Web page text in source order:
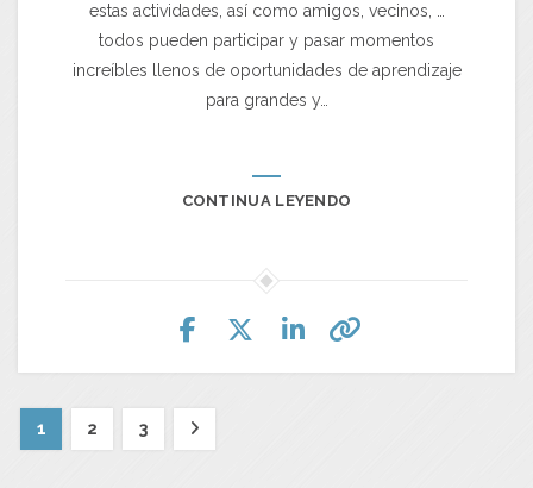
estas actividades, así como amigos, vecinos, …
todos pueden participar y pasar momentos
increíbles llenos de oportunidades de aprendizaje
para grandes y…
CONTINUA LEYENDO
1 2 3